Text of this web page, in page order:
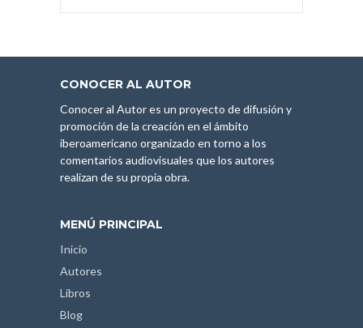
CONOCER AL AUTOR
Conocer al Autor es un proyecto de difusión y
promoción de la creación en el ámbito
iberoamericano organizado en torno a los
comentarios audiovisuales que los autores
realizan de su propia obra.
MENÚ PRINCIPAL
Inicio
Autores
Libros
Blog